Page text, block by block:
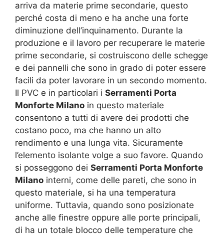
arriva da materie prime secondarie, questo
perché costa di meno e ha anche una forte
diminuzione dell’inquinamento. Durante la
produzione e il lavoro per recuperare le materie
prime secondarie, si costruiscono delle schegge
e dei pannelli che sono in grado di poter essere
facili da poter lavorare in un secondo momento.
Il PVC e in particolari i Serramenti Porta
Monforte Milano in questo materiale
consentono a tutti di avere dei prodotti che
costano poco, ma che hanno un alto
rendimento e una lunga vita. Sicuramente
l’elemento isolante volge a suo favore. Quando
si posseggono dei Serramenti Porta Monforte
Milano interni, come delle pareti, che sono in
questo materiale, si ha una temperatura
uniforme. Tuttavia, quando sono posizionate
anche alle finestre oppure alle porte principali,
di ha un totale blocco delle temperature che